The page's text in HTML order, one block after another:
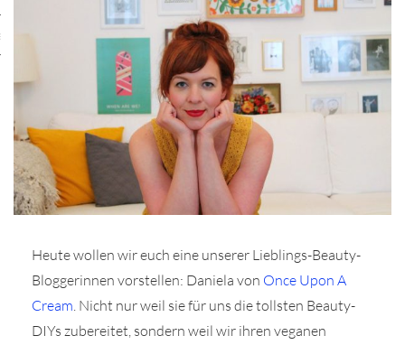
Heute wollen wir euch eine unserer Lieblings-Beauty-
Bloggerinnen vorstellen: Daniela von Once Upon A
Cream . Nicht nur weil sie für uns die tollsten Beauty-
DIYs zubereitet, sondern weil wir ihren veganen